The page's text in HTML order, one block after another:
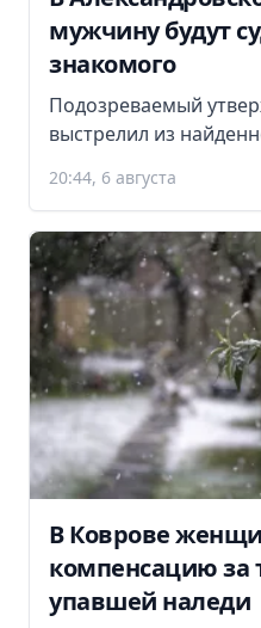
мужчину будут
знакомого
Подозреваемый
выстрелил из
20:44, 6 августа
В Коврове
компенсацию за
упавшей наледи